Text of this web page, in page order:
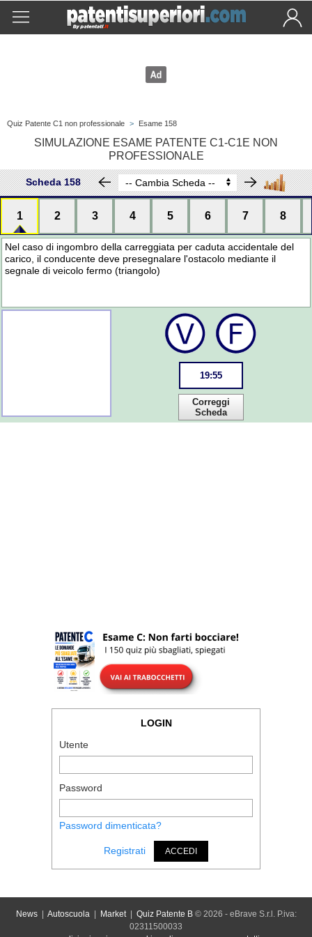
Quiz Patente C1 non professionale > Esame 158
SIMULAZIONE ESAME PATENTE C1-C1E NON
PROFESSIONALE
Scheda 158
1 2 3 4 5 6 7 8
Nel caso di ingombro della carreggiata per caduta accidentale del
carico, il conducente deve presegnalare l'ostacolo mediante il
segnale di veicolo fermo (triangolo)
19:55
Correggi
Scheda
LOGIN
Utente
Password
Password dimenticata?
Registrati ACCEDI
News| Autoscuola| Market| Quiz Patente B© 2026 - eBrave S.r.l. P.iva:
02311500033